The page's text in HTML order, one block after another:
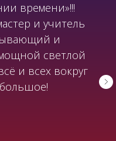
времени»!!!
и учитель
и
светлой
и всех вокруг